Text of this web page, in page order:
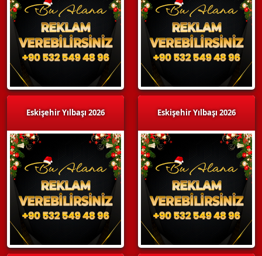
Eskişehir Yılbaşı 2026 Eskişehir Yılbaşı 2026